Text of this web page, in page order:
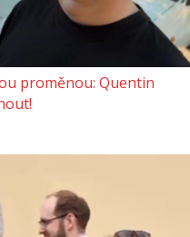
proměnou: Quentin